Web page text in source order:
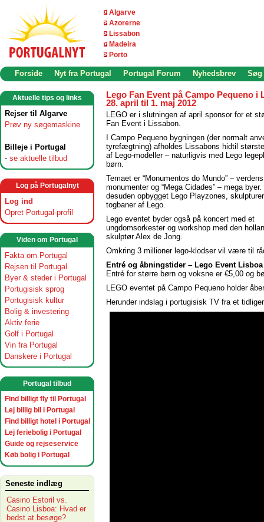
Algarve
Azorerne
Lissabon
Madeira
Porto
Forside Nyt fra Portugal Portugal Forum Nyhedsbrev Søg
Aktuelle tips og links
Rejser til Algarve
Prøv ny søgemaskine
Billeje i Portugal
- se aktuelle tilbud
Log på Portugalnyt
Log ind
Opret Portugal-profil
Viden om Portugal
Fakta om Portugal
Rejsen til Portugal
Byer & steder i Portugal
Portugisisk sprog
Portugisisk kultur
Bolig & investering
Aktiv ferie
Golf i Portugal
Vin fra Portugal
Danskere i Portugal
Portugal tilbud
Find billigt fly til Portugal
Lej billig bil i Portugal
Find billigt hotel i Portugal
Lej feriebolig i Portugal
Guide og rejseservice
Køb bolig i Portugal
Seneste indlæg
Casino Estoril vs.
Casino Lisboa: Hvad er
bedst at besøge?
Lego Fan Event på Campo Pequeno i
28. april til 1. maj 2012
LEGO er i slutningen af april sponsor for et
Fan Event i Lissabon.
I Campo Pequeno bygningen (der normalt
tyrefægtning) afholdes Lissabons hidtil
af Lego-modeller – naturligvis med Lego
børn.
Temaet er “Monumentos do Mundo” – verdens
monumenter og “Mega Cidades” – mega byer.
desuden opbygget Lego Playzones,
togbaner af Lego.
Lego eventet byder også på koncert med et
ungdomsorkester og workshop med den
skulptør Alex de Jong.
Omkring 3 millioner lego-klodser vil være til
Entré og åbningstider – Lego Event Lisboa
Entré for større børn og voksne er €5,00 og
LEGO eventet på Campo Pequeno holder
Herunder indslag i portugisisk TV fra et